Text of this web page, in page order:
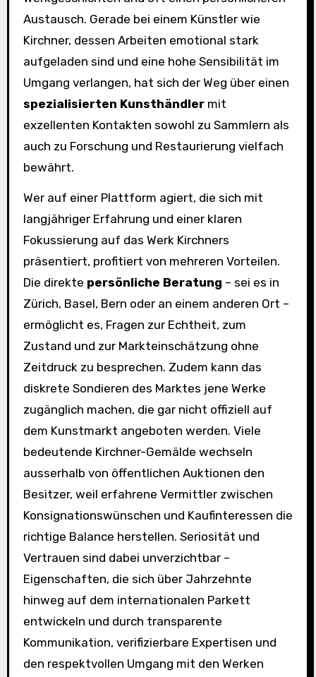
Austausch. Gerade bei einem Künstler wie
Kirchner, dessen Arbeiten emotional stark
aufgeladen sind und eine hohe Sensibilität im
Umgang verlangen, hat sich der Weg über einen
spezialisierten Kunsthändlermit
exzellenten Kontakten sowohl zu Sammlern als
auch zu Forschung und Restaurierung vielfach
bewährt.
Wer auf einer Plattform agiert, die sich mit
langjähriger Erfahrung und einer klaren
Fokussierung auf das Werk Kirchners
präsentiert, profitiert von mehreren Vorteilen.
Die direkte persönliche Beratung – sei es in
Zürich, Basel, Bern oder an einem anderen Ort –
ermöglicht es, Fragen zur Echtheit, zum
Zustand und zur Markteinschätzung ohne
Zeitdruck zu besprechen. Zudem kann das
diskrete Sondieren des Marktes jene Werke
zugänglich machen, die gar nicht offiziell auf
dem Kunstmarkt angeboten werden. Viele
bedeutende Kirchner-Gemälde wechseln
ausserhalb von öffentlichen Auktionen den
Besitzer, weil erfahrene Vermittler zwischen
Konsignationswünschen und Kaufinteressen die
richtige Balance herstellen. Seriosität und
Vertrauen sind dabei unverzichtbar –
Eigenschaften, die sich über Jahrzehnte
hinweg auf dem internationalen Parkett
entwickeln und durch transparente
Kommunikation, verifizierbare Expertisen und
den respektvollen Umgang mit den Werken